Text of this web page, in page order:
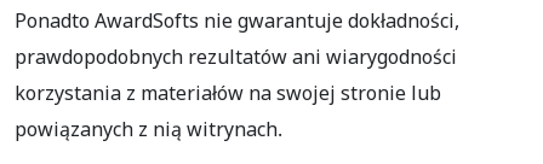
Ponadto AwardSofts nie gwarantuje dokładności,
prawdopodobnych rezultatów ani wiarygodności
korzystania z materiałów na swojej stronie lub
powiązanych z nią witrynach.